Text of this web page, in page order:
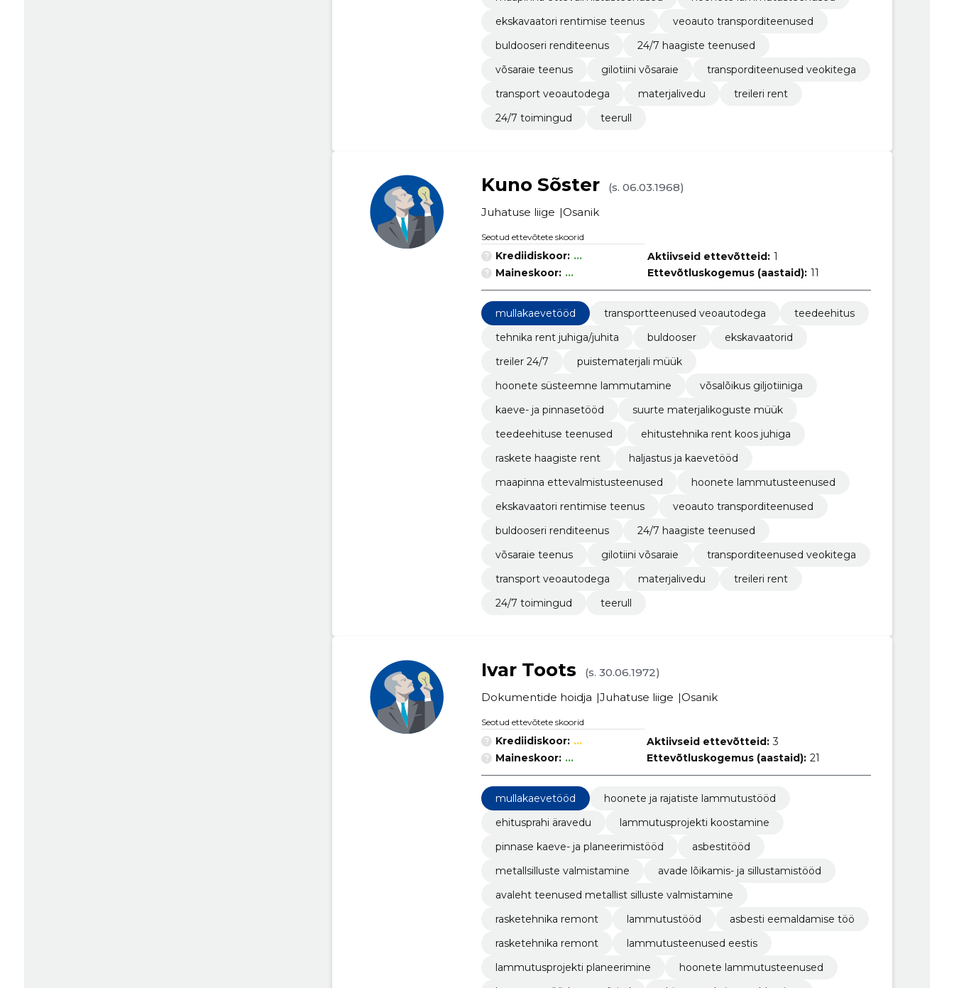
ekskavaatori rentimise teenus
veoauto transporditeenused
buldooseri renditeenus
24/7 haagiste teenused
võsaraie teenus
gilotiini võsaraie
transporditeenused veokitega
transport veoautodega
materjalivedu
treileri rent
24/7 toimingud
teerull
Kuno Sõster
(s. 06.03.1968)
Juhatuse liige
Osanik
Seotud ettevõtete skoorid
Krediidiskoor: ...
Maineskoor: ...
Aktiivseid ettevõtteid: 1
Ettevõtluskogemus (aastaid): 11
mullakaevetööd transportteenused veoautodega
teedeehitus
tehnika rent juhiga/juhita
buldooser
ekskavaatorid
treiler 24/7
puistematerjali müük
hoonete süsteemne lammutamine
võsalõikus giljotiiniga
kaeve- ja pinnasetööd
suurte materjalikoguste müük
teedeehituse teenused
ehitustehnika rent koos juhiga
raskete haagiste rent
haljastus ja kaevetööd
maapinna ettevalmistusteenused
hoonete lammutusteenused
ekskavaatori rentimise teenus
veoauto transporditeenused
buldooseri renditeenus
24/7 haagiste teenused
võsaraie teenus
gilotiini võsaraie
transporditeenused veokitega
transport veoautodega
materjalivedu
treileri rent
24/7 toimingud
teerull
Ivar Toots
(s. 30.06.1972)
Dokumentide hoidja
Juhatuse liige Osanik
Seotud ettevõtete skoorid
Krediidiskoor: ...
Maineskoor: ...
Aktiivseid ettevõtteid: 3
Ettevõtluskogemus (aastaid): 21
mullakaevetööd
hoonete ja rajatiste lammutustööd
ehitusprahi äravedu
lammutusprojekti koostamine
pinnase kaeve- ja planeerimistööd
asbestitööd
metallsilluste valmistamine
avade lõikamis- ja sillustamistööd
avaleht teenused metallist silluste valmistamine
rasketehnika remont
lammutustööd
asbesti eemaldamise töö
rasketehnika remont
lammutusteenused eestis
lammutusprojekti planeerimine
hoonete lammutusteenused